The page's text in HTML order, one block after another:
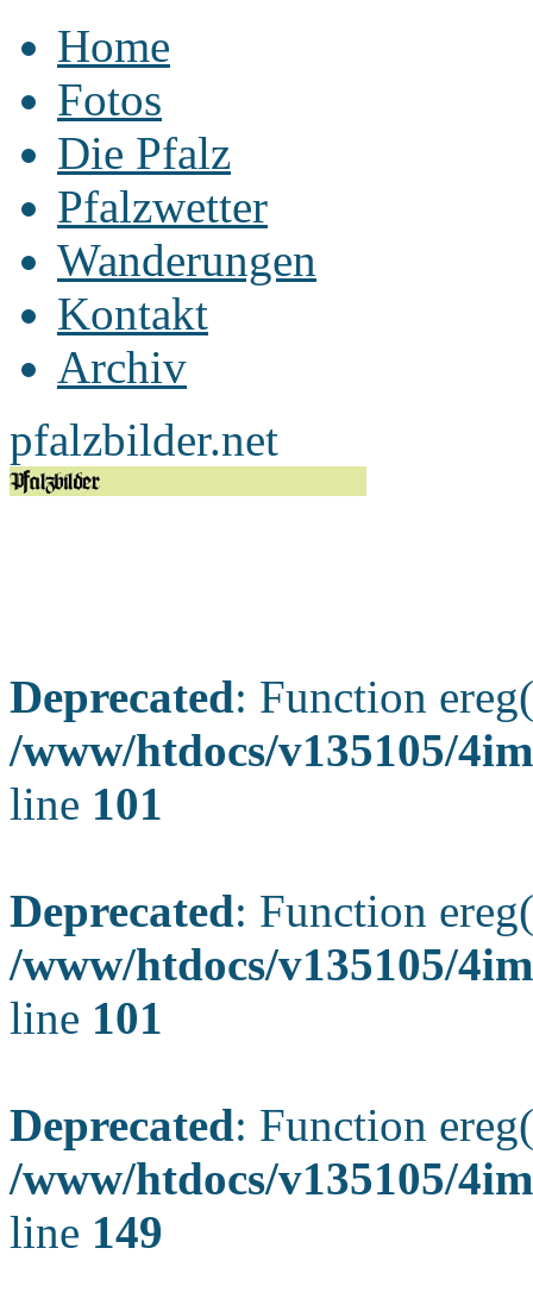
Home
Fotos
Die Pfalz
Pfalzwetter
Wanderungen
Kontakt
Archiv
pfalzbilder.net
Deprecated: Function
/www/htdocs/v135105/
line 101
Deprecated: Function
/www/htdocs/v135105/
line 101
Deprecated: Function
/www/htdocs/v135105/
line 149